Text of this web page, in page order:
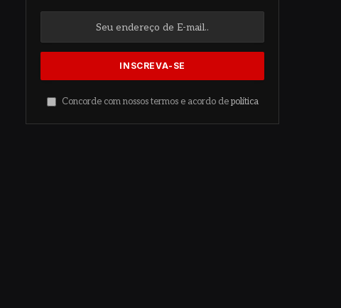
Concorde com nossos termos e acordo de política